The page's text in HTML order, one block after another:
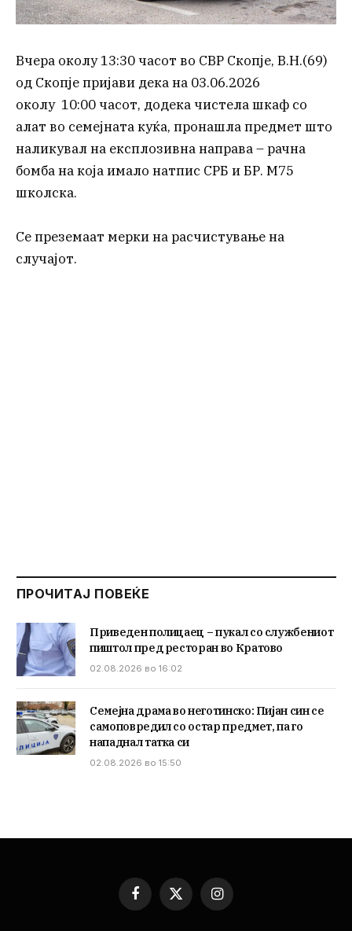
Вчера околу 13:30 часот во СВР Скопје, В.Н.(69)
од Скопје пријави дека на 03.06.2026
околу 10:00 часот, додека чистела шкаф со
алат во семејната куќа, пронашла предмет што
наликувал на експлозивна направа – рачна
бомба на која имало натпис СРБ и БР. М75
школска.
Се преземаат мерки на расчистување на
случајот.
ПРОЧИТАЈ ПОВЕЌЕ
Приведен полицаец – пукал со службениот
пиштол пред ресторан во Кратово
02.08.2026 во 16:02
Семејна драма во неготинско: Пијан син се
самоповредил со остар предмет, па го
нападнал татка си
02.08.2026 во 15:50
Facebook
X
(Twitter)
Instagram